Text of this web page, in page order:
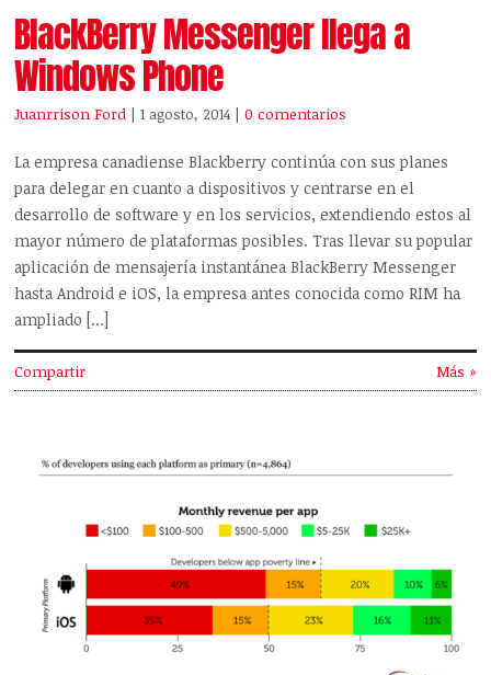
BlackBerry Messenger llega a
Windows Phone
Juanrrison Ford | 1 agosto, 2014 |0 comentarios
La empresa canadiense Blackberry continúa con sus planes
para delegar en cuanto a dispositivos y centrarse en el
desarrollo de software y en los servicios, extendiendo estos al
mayor número de plataformas posibles. Tras llevar su popular
aplicación de mensajería instantánea BlackBerry Messenger
hasta Android e iOS, la empresa antes conocida como RIM ha
ampliado […]
Compartir Más »